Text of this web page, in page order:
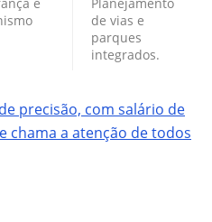
e
Planejamento
de vias e
parques
integrados.
precisão, com salário de
chama a atenção de todos